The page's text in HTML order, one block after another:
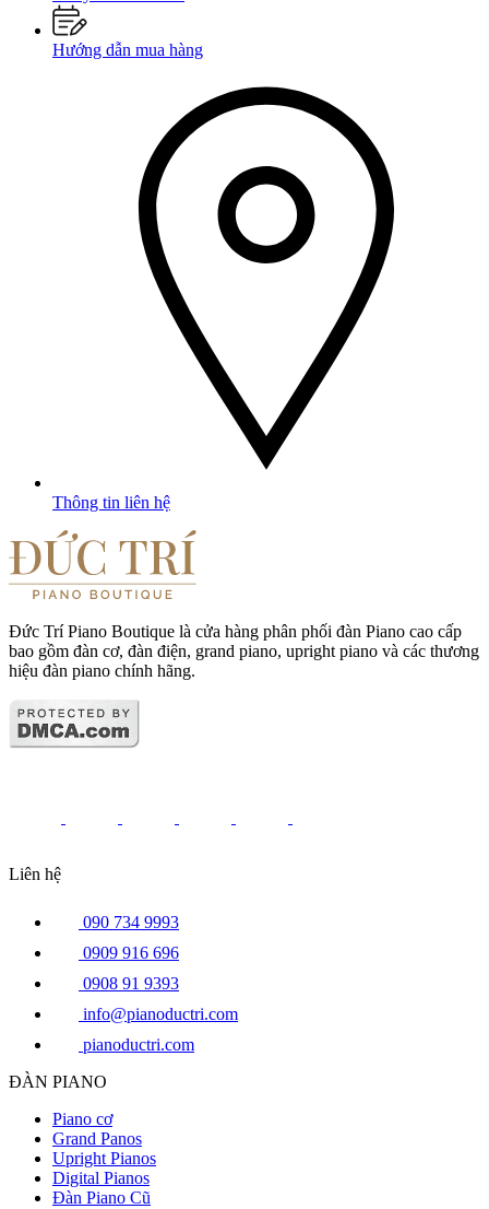
Hướng dẫn mua hàng
Thông tin liên hệ
Đức Trí Piano Boutique là cửa hàng phân phối đàn Piano cao cấp
bao gồm đàn cơ, đàn điện, grand piano, upright piano và các thương
hiệu đàn piano chính hãng.
Liên hệ
090 734 9993
0909 916 696
0908 91 9393
info@pianoductri.com
pianoductri.com
ĐÀN PIANO
Piano cơ
Grand Panos
Upright Pianos
Digital Pianos
Đàn Piano Cũ